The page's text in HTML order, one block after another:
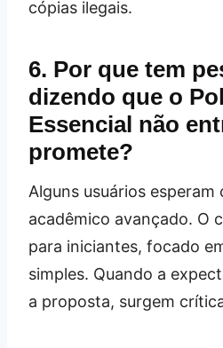
cópias ilegais.
6. Por que tem
dizendo que o
Essencial não
promete?
Alguns usuários esperam
acadêmico avançado. O
para iniciantes, focado
simples. Quando a
a proposta, surgem